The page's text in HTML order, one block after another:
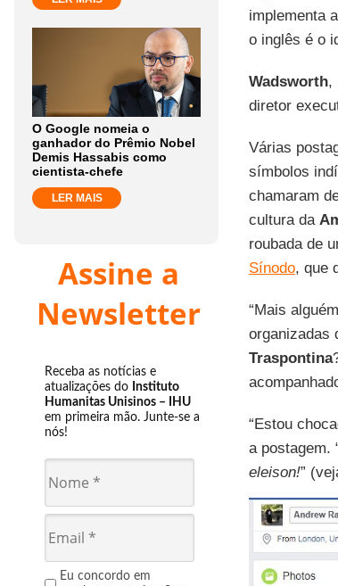
O Google nomeia o
ganhador do Prêmio Nobel
Demis Hassabis como
cientista-chefe
LER MAIS
Assine a
Newsletter
Receba as notícias e
atualizações do Instituto
Humanitas Unisinos – IHU
em primeira mão. Junte-se a
nós!
Eu concordo em
implementa
o inglês é o
Wadsworth,
diretor
Várias
símbolos
chamaram
cultura da
roubada de
Sínodo, que
“Mais
organizadas
Traspontina
“Estou
a postagem.
eleison!”